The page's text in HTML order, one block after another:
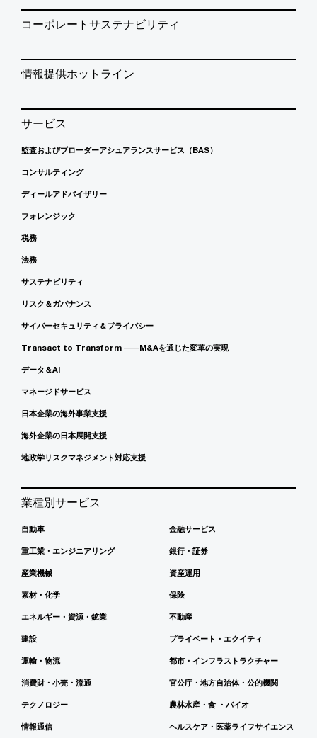
コーポレートサステナビリティ
情報提供ホットライン
サービス
監査およびブローダーアシュアランスサービス（BAS）
コンサルティング
ディールアドバイザリー
フォレンジック
税務
法務
サステナビリティ
リスク＆ガバナンス
サイバーセキュリティ＆プライバシー
Transact to Transform ――M&Aを通じた変革の実現
データ＆AI
マネージドサービス
日本企業の海外事業支援
海外企業の日本展開支援
地政学リスクマネジメント対応支援
業種別サービス
自動車
重工業・エンジニアリング
産業機械
素材・化学
エネルギー・資源・鉱業
建設
運輸・物流
消費財・小売・流通
テクノロジー
情報通信
金融サービス
銀行・証券
資産運用
保険
不動産
プライベート・エクイティ
都市・インフラストラクチャー
官公庁・地方自治体・公的機関
農林水産・食 ・バイオ
ヘルスケア・医薬ライフサイエンス